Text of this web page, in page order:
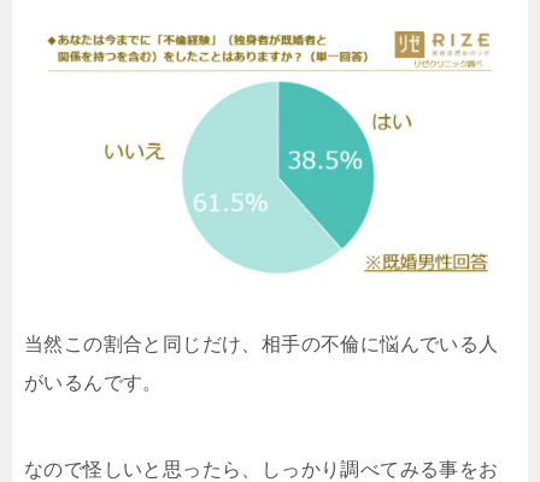
当然この割合と同じだけ、相手の不倫に悩んでいる人
がいるんです。
なので怪しいと思ったら、しっかり調べてみる事をお